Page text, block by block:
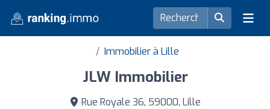
Immobilier à Lille
JLW Immobilier
Rue Royale 36, 59000, Lille